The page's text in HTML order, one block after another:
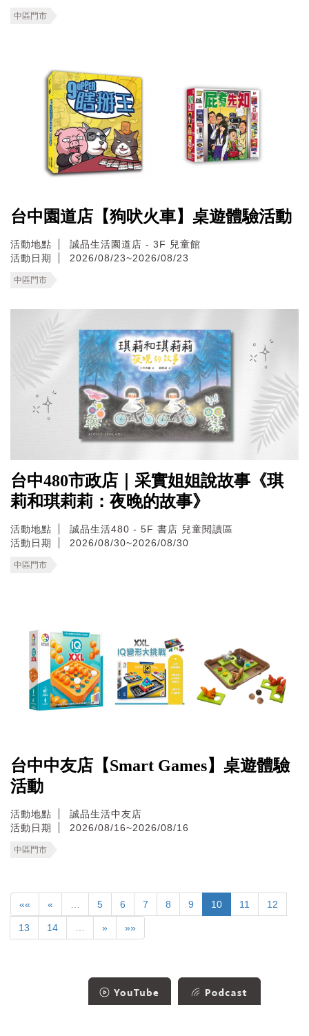
中區門市
台中園道店【狗吠火車】桌遊體驗活動
活動地點
誠品生活園道店 - 3F 兒童館
活動日期
2026/08/23~2026/08/23
中區門市
台中480市政店｜采實姐姐說故事《琪
莉和琪莉莉：夜晚的故事》
活動地點
誠品生活480 - 5F 書店 兒童閱讀區
活動日期
2026/08/30~2026/08/30
中區門市
台中中友店【Smart Games】桌遊體驗
活動
活動地點
誠品生活中友店
活動日期
2026/08/16~2026/08/16
中區門市
«« « 5 6 7 8 9 10 11 12
13 14 » »»